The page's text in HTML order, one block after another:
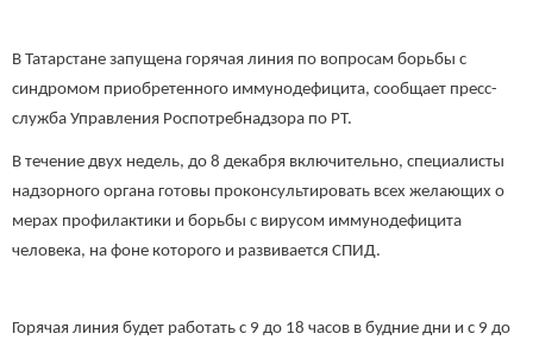
В Татарстане запущена горячая линия по вопросам борьбы с
синдромом приобретенного иммунодефицита, сообщает пресс-
служба Управления Роспотребнадзора по РТ.
В течение двух недель, до 8 декабря включительно, специалисты
надзорного органа готовы проконсультировать всех желающих о
мерах профилактики и борьбы с вирусом иммунодефицита
человека, на фоне которого и развивается СПИД.
Горячая линия будет работать с 9 до 18 часов в будние дни и с 9 до